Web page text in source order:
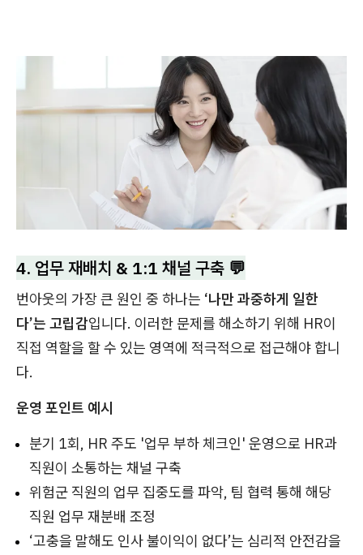
4. 업무 재배치 & 1:1 채널 구축 💬
번아웃의 가장 큰 원인 중 하나는 ‘나만 과중하게 일한
다’는 고립감입니다. 이러한 문제를 해소하기 위해 HR이
직접 역할을 할 수 있는 영역에 적극적으로 접근해야 합니
다.
운영 포인트 예시
분기 1회, HR 주도 '업무 부하 체크인' 운영으로 HR과
직원이 소통하는 채널 구축
위험군 직원의 업무 집중도를 파악, 팀 협력 통해 해당
직원 업무 재분배 조정
‘고충을 말해도 인사 불이익이 없다’는 심리적 안전감을